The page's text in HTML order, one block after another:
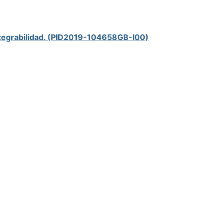
(PID2019-104658GB-I00)